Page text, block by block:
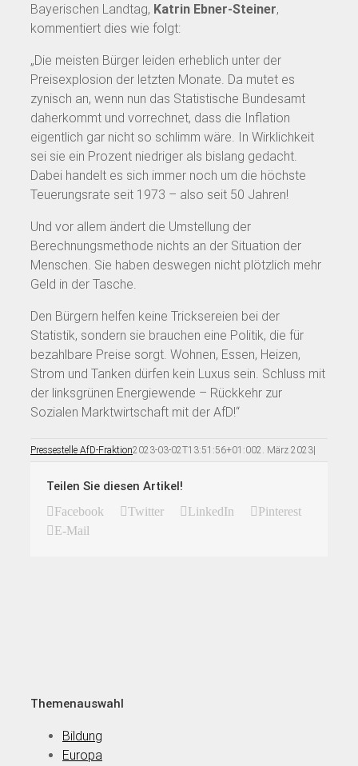
Bayerischen Landtag, Katrin Ebner-Steiner,
kommentiert dies wie folgt:
„Die meisten Bürger leiden erheblich unter der
Preisexplosion der letzten Monate. Da mutet es
zynisch an, wenn nun das Statistische Bundesamt
daherkommt und vorrechnet, dass die Inflation
eigentlich gar nicht so schlimm wäre. In Wirklichkeit
sei sie ein Prozent niedriger als bislang gedacht.
Dabei handelt es sich immer noch um die höchste
Teuerungsrate seit 1973 – also seit 50 Jahren!
Und vor allem ändert die Umstellung der
Berechnungsmethode nichts an der Situation der
Menschen. Sie haben deswegen nicht plötzlich mehr
Geld in der Tasche.
Den Bürgern helfen keine Tricksereien bei der
Statistik, sondern sie brauchen eine Politik, die für
bezahlbare Preise sorgt. Wohnen, Essen, Heizen,
Strom und Tanken dürfen kein Luxus sein. Schluss mit
der linksgrünen Energiewende – Rückkehr zur
Sozialen Marktwirtschaft mit der AfD!“
Pressestelle AfD-Fraktion2023-03-02T13:51:56+01:002. März 2023|
Teilen Sie diesen Artikel!
Facebook Twitter LinkedIn
Pinterest
E-Mail
Themenauswahl
Bildung
Europa